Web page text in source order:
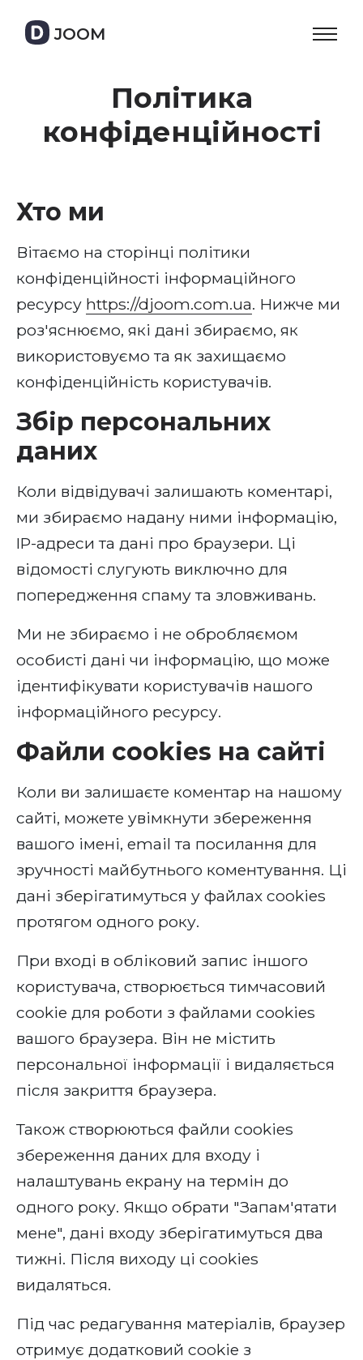
JOOM
Політика
конфіденційності
Хто ми
Вітаємо на сторінці політики
конфіденційності інформаційного
ресурсу https://djoom.com.ua. Нижче ми
роз'яснюємо, які дані збираємо, як
використовуємо та як захищаємо
конфіденційність користувачів.
Збір персональних
даних
Коли відвідувачі залишають коментарі,
ми збираємо надану ними інформацію,
IP-адреси та дані про браузери. Ці
відомості слугують виключно для
попередження спаму та зловживань.
Ми не збираємо і не обробляємом
особисті дані чи інформацію, що може
ідентифікувати користувачів нашого
інформаційного ресурсу.
Файли cookies на сайті
Коли ви залишаєте коментар на нашому
сайті, можете увімкнути збереження
вашого імені, email та посилання для
зручності майбутнього коментування. Ці
дані зберігатимуться у файлах cookies
протягом одного року.
При вході в обліковий запис іншого
користувача, створюється тимчасовий
cookie для роботи з файлами cookies
вашого браузера. Він не містить
персональної інформації і видаляється
після закриття браузера.
Також створюються файли cookies
збереження даних для входу і
налаштувань екрану на термін до
одного року. Якщо обрати "Запам'ятати
мене", дані входу зберігатимуться два
тижні. Після виходу ці cookies
видаляться.
Під час редагування матеріалів, браузер
отримує додатковий cookie з